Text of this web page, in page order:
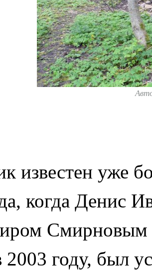
известен уже
когда Денис
Смирновым
2003 году, был